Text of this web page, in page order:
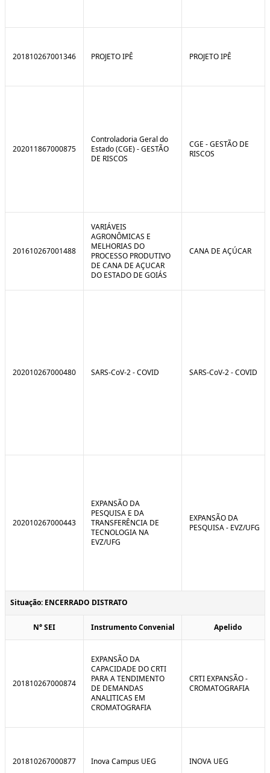
201810267001346 PROJETO IPÊ PROJETO IPÊ
202011867000875
Controladoria Geral do
Estado (CGE) - GESTÃO
DE RISCOS
CGE - GESTÃO DE
RISCOS
201610267001488
VARIÁVEIS
AGRONÔMICAS E
MELHORIAS DO
PROCESSO PRODUTIVO
DE CANA DE AÇUCAR
DO ESTADO DE GOIÁS
CANA DE AÇÚCAR
202010267000480 SARS-CoV-2 - COVID SARS-CoV-2 - COVID
202010267000443
EXPANSÃO DA
PESQUISA E DA
TRANSFERÊNCIA DE
TECNOLOGIA NA
EVZ/UFG
EXPANSÃO DA
PESQUISA - EVZ/UFG
Situação: ENCERRADO DISTRATO
N° SEI Instrumento Convenial Apelido
201810267000874
EXPANSÃO DA
CAPACIDADE DO CRTI
PARA A TENDIMENTO
DE DEMANDAS
ANALITICAS EM
CROMATOGRAFIA
CRTI EXPANSÃO -
CROMATOGRAFIA
201810267000877 Inova Campus UEG INOVA UEG